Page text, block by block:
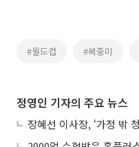
#월드컵 #북중미
정영인 기자의 주요 뉴스